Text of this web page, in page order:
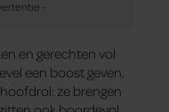
en gerechten vol
een boost geven.
ze brengen